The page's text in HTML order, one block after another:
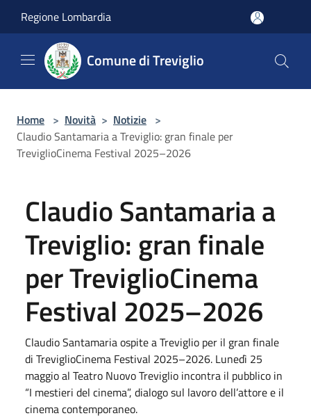
Regione Lombardia
Comune di Treviglio
Home > Novità > Notizie >
Claudio Santamaria a Treviglio: gran finale per
TreviglioCinema Festival 2025–2026
Claudio Santamaria a
Treviglio: gran finale
per TreviglioCinema
Festival 2025–2026
Claudio Santamaria ospite a Treviglio per il gran finale
di TreviglioCinema Festival 2025–2026. Lunedì 25
maggio al Teatro Nuovo Treviglio incontra il pubblico in
“I mestieri del cinema”, dialogo sul lavoro dell’attore e il
cinema contemporaneo.